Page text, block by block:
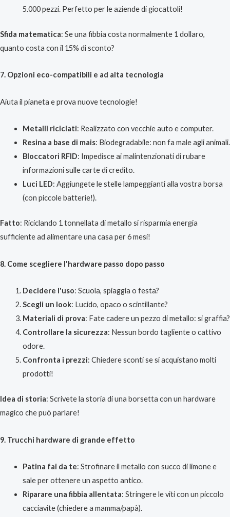
5.000 pezzi. Perfetto per le aziende di giocattoli!
Sfida matematica: Se una fibbia costa normalmente 1 dollaro,
quanto costa con il 15% di sconto?
7. Opzioni eco-compatibili e ad alta tecnologia
Aiuta il pianeta e prova nuove tecnologie!
Metalli riciclati: Realizzato con vecchie auto e computer.
Resina a base di mais: Biodegradabile: non fa male agli animali.
Bloccatori RFID: Impedisce ai malintenzionati di rubare
informazioni sulle carte di credito.
Luci LED: Aggiungete le stelle lampeggianti alla vostra borsa
(con piccole batterie!).
Fatto: Riciclando 1 tonnellata di metallo si risparmia energia
sufficiente ad alimentare una casa per 6 mesi!
8. Come scegliere l'hardware passo dopo passo
Decidere l'uso: Scuola, spiaggia o festa?
Scegli un look: Lucido, opaco o scintillante?
Materiali di prova: Fate cadere un pezzo di metallo: si graffia?
Controllare la sicurezza: Nessun bordo tagliente o cattivo
odore.
Confronta i prezzi: Chiedere sconti se si acquistano molti
prodotti!
Idea di storia: Scrivete la storia di una borsetta con un hardware
magico che può parlare!
9. Trucchi hardware di grande effetto
Patina fai da te: Strofinare il metallo con succo di limone e
sale per ottenere un aspetto antico.
Riparare una fibbia allentata: Stringere le viti con un piccolo
cacciavite (chiedere a mamma/papà).